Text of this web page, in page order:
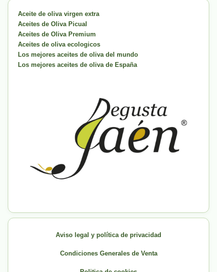
Aceite de oliva virgen extra
Aceites de Oliva Picual
Aceites de Oliva Premium
Aceites de oliva ecologicos
Los mejores aceites de oliva del mundo
Los mejores aceites de oliva de España
Aviso legal y política de privacidad
Condiciones Generales de Venta